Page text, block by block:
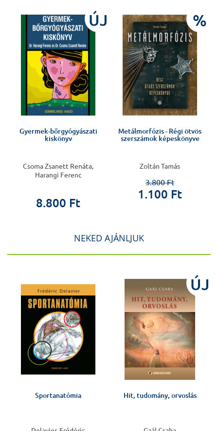
ÚJ
Gyermek-bőrgyógyászati
kiskönyv
Csoma Zsanett Renáta,
Harangi Ferenc
8.800 Ft
%
Metálmorfózis - Régi ötvös
szerszámok képeskönyve
Zoltán Tamás
3.800 Ft
1.100 Ft
NEKED AJÁNLJUK
Sportanatómia
ÚJ
Hit, tudomány, orvoslás